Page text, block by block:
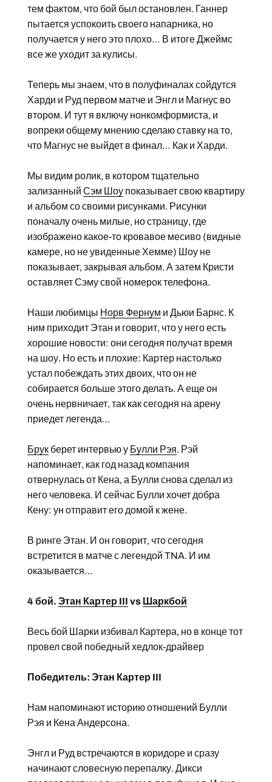
тем фактом, что бой был остановлен. Ганнер
пытается успокоить своего напарника, но
получается у него это плохо… В итоге Джеймс
все же уходит за кулисы.
Теперь мы знаем, что в полуфиналах сойдутся
Харди и Руд первом матче и Энгл и Магнус во
втором. И тут я включу нонкомформиста, и
вопреки общему мнению сделаю ставку на то,
что Магнус не выйдет в финал… Как и Харди.
Мы видим ролик, в котором тщательно
зализанный Сэм Шоупоказывает свою квартиру
и альбом со своими рисунками. Рисунки
поначалу очень милые, но страницу, где
изображено какое-то кровавое месиво (видные
камере, но не увиденные Хемме) Шоу не
показывает, закрывая альбом. А затем Кристи
оставляет Сэму свой номерок телефона.
Наши любимцы Норв Фернум и Дьюи Барнс. К
ним приходит Этан и говорит, что у него есть
хорошие новости: они сегодня получат время
на шоу. Но есть и плохие: Картер настолько
устал побеждать этих двоих, что он не
собирается больше этого делать. А еще он
очень нервничает, так как сегодня на арену
приедет легенда…
Брукберет интервью у Булли Рэя. Рэй
напоминает, как год назад компания
отвернулась от Кена, а Булли снова сделал из
него человека. И сейчас Булли хочет добра
Кену: ун отправит его домой к жене.
В ринге Этан. И он говорит, что сегодня
встретится в матче с легендой TNA. И им
оказывается…
4 бой. Этан Картер III vs Шаркбой
Весь бой Шарки избивал Картера, но в конце тот
провел свой победный хедлок-драйвер
Победитель: Этан Картер III
Нам напоминают историю отношений Булли
Рэя и Кена Андерсона.
Энгл и Руд встречаются в коридоре и сразу
начинают словесную перепалку. Дикси